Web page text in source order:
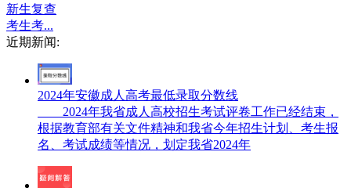
新生复查
考生考...
近期新闻:
2024年安徽成人高考最低录取分数线
2024年我省成人高校招生考试评卷工作已经结束，
根据教育部有关文件精神和我省今年招生计划、考生报
名、考试成绩等情况，划定我省2024年